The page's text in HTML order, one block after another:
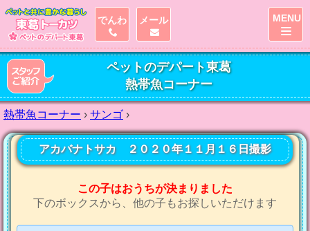
ペットのデパート東葛
熱帯魚コーナー
熱帯魚コーナー › サンゴ ›
アカバナトサカ ２０２０年１１月１６日撮影
この子はおうちが決まりました
下のボックスから、他の子もお探しいただけます
でんわ メール MENU